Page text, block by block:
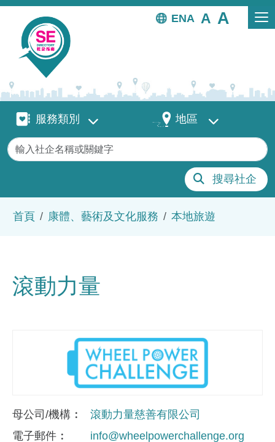
移至主內容
EN
服務類別服務類別 地區 地區
關鍵字
搜尋社企
首頁 康體、藝術及文化服務 本地旅遊
滾動力量
母公司/機構
滾動力量慈善有限公司
電子郵件
info@wheelpowerchallenge.org